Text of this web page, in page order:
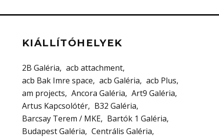
KIÁLLÍTÓHELYEK
2B Galéria
acb attachment
acb Bak Imre space
acb Galéria
acb Plus
am projects
Ancora Galéria
Art9 Galéria
Artus Kapcsolótér
B32 Galéria
Barcsay Terem / MKE
Bartók 1 Galéria
Budapest Galéria
Centrális Galéria